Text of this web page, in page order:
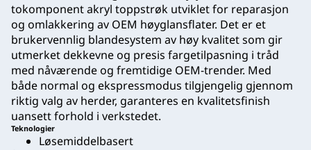
tokomponent akryl toppstrøk utviklet for reparasjon
og omlakkering av OEM høyglansflater. Det er et
brukervennlig blandesystem av høy kvalitet som gir
utmerket dekkevne og presis fargetilpasning i tråd
med nåværende og fremtidige OEM-trender. Med
både normal og ekspressmodus tilgjengelig gjennom
riktig valg av herder, garanteres en kvalitetsfinish
uansett forhold i verkstedet.
Teknologier
Løsemiddelbasert